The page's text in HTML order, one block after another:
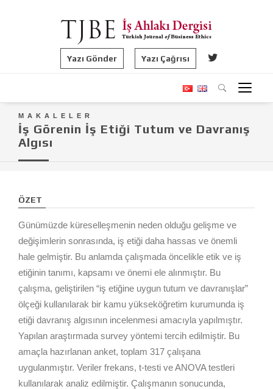
Yazı Gönder Yazı Çağrısı
MAKALELER
İş Görenin İş Etiği Tutum ve Davranış
Algısı
ÖZET
Günümüzde küreselleşmenin neden olduğu gelişme ve
değişimlerin sonrasında, iş etiği daha hassas ve önemli
hale gelmiştir. Bu anlamda çalışmada öncelikle etik ve iş
etiğinin tanımı, kapsamı ve önemi ele alınmıştır. Bu
çalışma, geliştirilen “iş etiğine uygun tutum ve davranışlar”
ölçeği kullanılarak bir kamu yükseköğretim kurumunda iş
etiği davranış algısının incelenmesi amacıyla yapılmıştır.
Yapılan araştırmada survey yöntemi tercih edilmiştir. Bu
amaçla hazırlanan anket, toplam 317 çalışana
uygulanmıştır. Veriler frekans, t-testi ve ANOVA testleri
kullanılarak analiz edilmiştir. Çalışmanın sonucunda,